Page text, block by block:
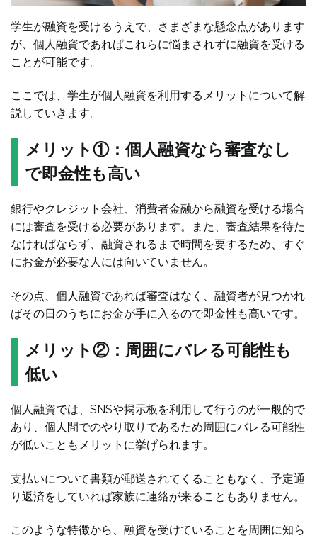
学生が融資を受けるうえで、さまざまな懸念点があります
が、個人融資であればこれらに悩まされずに融資を受ける
ことが可能です。
ここでは、学生が個人融資を利用するメリットについて解
説していきます。
メリット①：個人融資なら審査なし
で即金性も高い
銀行やクレジット会社、消費者金融から融資を受ける場合
には審査を受ける必要があります。また、審査結果を待た
なければならず、融資されるまで時間を要するため、すぐ
にお金が必要な人には向いていません。
その点、個人融資であれば審査はなく、融資者が見つかれ
ばその日のうちにお金が手に入るので即金性も高いです。
メリット②：周囲にバレる可能性も
低い
個人融資では、SNSや掲示板を利用して行うのが一般的で
あり、個人間でのやり取りであるため周囲にバレる可能性
が低いこともメリットに挙げられます。
支払いについて書類が郵送されてくることもなく、予定通
り返済をしていれば家族に連絡が来ることもありません。
このような特徴から、融資を受けていることを周囲に知ら